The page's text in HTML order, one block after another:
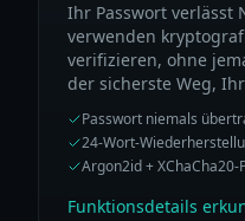
Ihr Passwort verlässt
verwenden
verifizieren, ohne
der sicherste Weg,
Passwort niemals
24-Wort-
Argon2id + XChaCha20-
Funktionsdetails